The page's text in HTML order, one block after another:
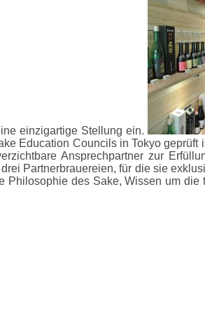
einzigartige Stellung ein.
Education Councils in Tokyo
Ansprechpartner zur
Partnerbrauereien, für die sie
des Sake, Wissen um